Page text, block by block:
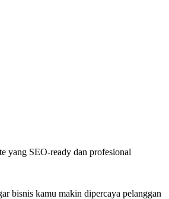
yang SEO-ready dan profesional
bisnis kamu makin dipercaya pelanggan